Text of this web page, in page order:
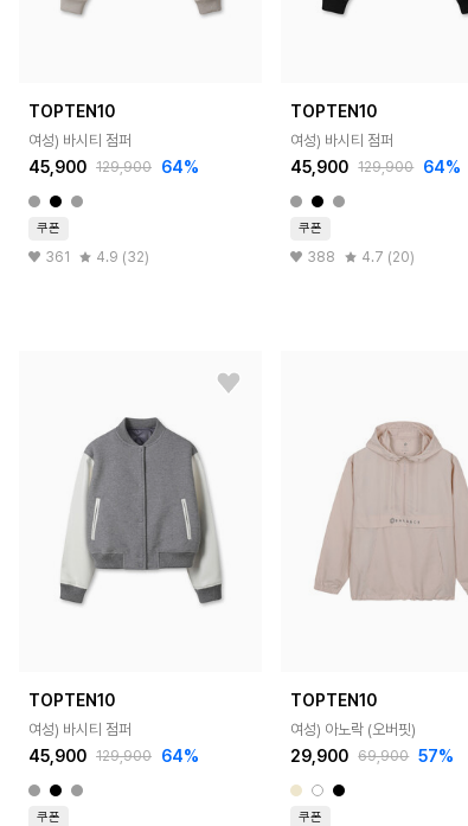
TOPTEN10
여성) 바시티 점퍼
45,900 129,900 64%
쿠폰
361 4.9 (32)
TOPTEN10
여성) 바시티 점퍼
45,900 129,900 64%
쿠폰
388 4.7 (20)
TOPTEN10
여성) 바시티 점퍼
45,900 129,900 64%
쿠폰
TOPTEN10
여성) 아노락 (오버핏)
29,900 69,900 57%
쿠폰